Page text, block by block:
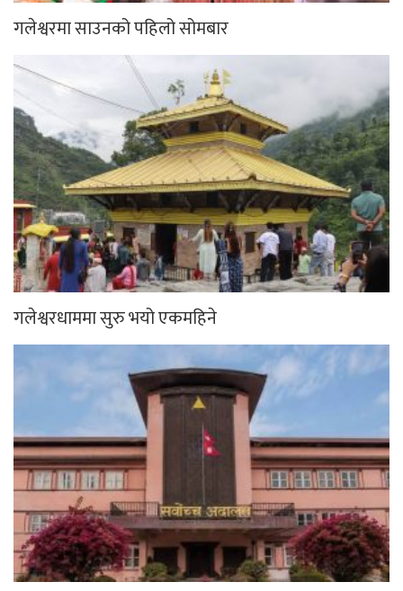
गलेश्वरमा साउनको पहिलो सोमबार
गलेश्वरधाममा सुरु भयो एकमहिने